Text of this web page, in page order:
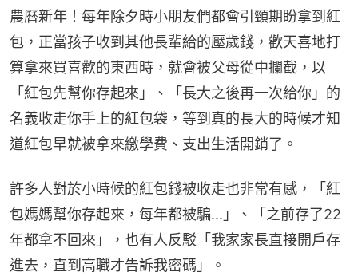
農曆新年！每年除夕時小朋友們都會引頸期盼拿到紅
包，正當孩子收到其他長輩給的壓歲錢，歡天喜地打
算拿來買喜歡的東西時，就會被父母從中攔截，以
「紅包先幫你存起來」、「長大之後再一次給你」的
名義收走你手上的紅包袋，等到真的長大的時候才知
道紅包早就被拿來繳學費、支出生活開銷了。
許多人對於小時候的紅包錢被收走也非常有感，「紅
包媽媽幫你存起來，每年都被騙...」、「之前存了22
年都拿不回來」，也有人反駁「我家家長直接開戶存
進去，直到高職才告訴我密碼」。